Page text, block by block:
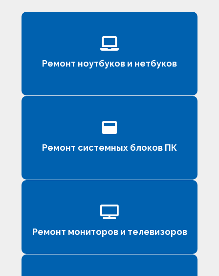
Ремонт ноутбуков и нетбуков
Ремонт системных блоков ПК
Ремонт мониторов и телевизоров